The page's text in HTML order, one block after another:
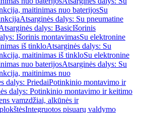
maitinimas nuo baterijosSu
Atsarginės dalys: Su pneumatine
dalys: BasicIšorinis
Išorinis montavimasSu elektronine
iš tinkloAtsarginės dalys: Su
maitinimas iš tinkloSu elektronine
nuo baterijosAtsarginės dalys: Su
maitinimas nuo
dalys: PriedaiPotinkinio montavimo ir
dalys: Potinkinio montavimo ir keitimo
vamzdžiai, alkūnės ir
Integruotos pisuarų valdymo